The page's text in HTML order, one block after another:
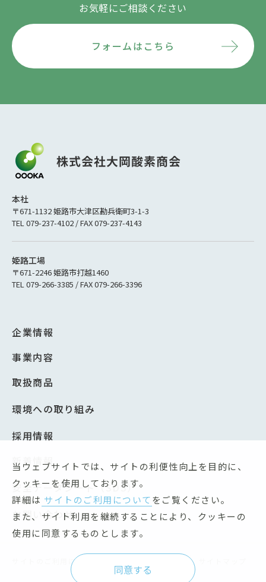
お気軽にご相談ください
フォームはこちら
本社
〒671-1132 姫路市大津区勘兵衛町3-1-3
TEL 079-237-4102 / FAX 079-237-4143
姫路工場
〒671-2246 姫路市打越1460
TEL 079-266-3385 / FAX 079-266-3396
企業情報
事業内容
取扱商品
環境への取り組み
採用情報
新着情報
安全データシート（SDS）
お問い合わせ
サイトのご利用について
当ウェブサイトでは、サイトの利便性向上を目的に、
クッキーを使用しております。
詳細は サイトのご利用についてをご覧ください。
また、サイト利用を継続することにより、クッキーの
使用に同意するものとします。
同意する